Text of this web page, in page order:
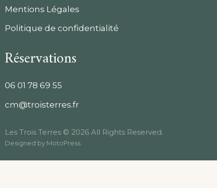
Mentions Légales
Politique de confidentialité
Réservations
06 01 78 69 55
cm@troisterres.fr
Les Trois Terres © 2026 All Rights Reserved.
Designed by MotoPress